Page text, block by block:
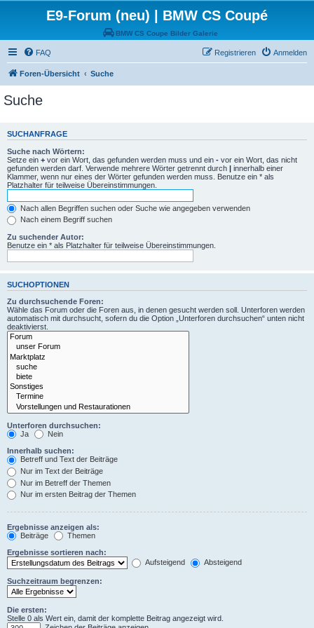
E9-Forum (neu) | BMW CS Coupé
BMW CS Coupe Bilder Galerie
FAQ Anmelden
Registrieren
Foren-Übersicht Suche
Suche
SUCHANFRAGE
Suche nach Wörtern:
Setze ein + vor ein Wort, das gefunden werden muss und ein - vor ein Wort, das nicht
gefunden werden darf. Verwende mehrere Wörter getrennt durch | innerhalb einer
Klammer, wenn nur eines der Wörter gefunden werden muss. Benutze ein * als
Platzhalter für teilweise Übereinstimmungen.
Nach allen Begriffen suchen oder Suche wie angegeben verwenden
Nach einem Begriff suchen
Zu suchender Autor:
Benutze ein * als Platzhalter für teilweise Übereinstimmungen.
SUCHOPTIONEN
Zu durchsuchende Foren:
Wähle das Forum oder die Foren aus, in denen gesucht werden soll. Unterforen werden
automatisch mit durchsucht, sofern du die Option „Unterforen durchsuchen“ unten nicht
deaktivierst.
Unterforen durchsuchen:
Ja
Nein
Innerhalb suchen:
Betreff und Text der Beiträge
Nur im Text der Beiträge
Nur im Betreff der Themen
Nur im ersten Beitrag der Themen
Ergebnisse anzeigen als:
Beiträge
Themen
Ergebnisse sortieren nach:
Aufsteigend
Absteigend
Suchzeitraum begrenzen:
Die ersten:
Stelle 0 als Wert ein, damit der komplette Beitrag angezeigt wird.